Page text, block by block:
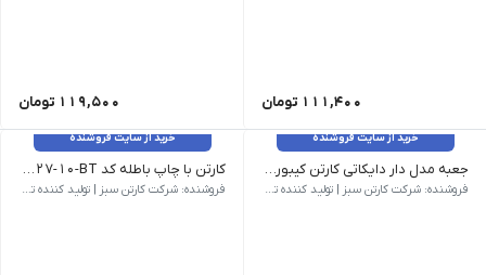
111,400 تومان 119,500 تومان
خرید از سایت فروشنده
جعبه مدل دار دایکاتی کارتن کیبوردی کد CS-D27-35 وزن 264 گرم | ابعاد بیرونی 305 × 256 × 105 میلی‌متر | نام کالا جعبه مدل دار دایکاتی کارتن کیبوردی کد CS-D27-35 | شناسه محصول CS-D27-35 | مدل فنی D27 | روش ساخت دایکاتی | تعداد لایه سه لایه | نوع فلوت E | رنگ رویه قهوه ای | کیفیت درجه یک
فروشنده: شرکت کارتن سبز | تولید کننده تخصصی کارتن و جعبه
خرید از سایت فروشنده
کارتن با چاپ باطله کد CS-D27-10-BT وزن 50 گرم | ابعاد بیرونی 100 × 112 × 77 میلی‌متر | نام کالا کارتن با چاپ باطله کد CS-D27-10-BT | شناسه محصول CS-D27-10-BT | مدل فنی D27 | روش ساخت دایکاتی | تعداد لایه سه لایه | نوع فلوت E | رنگ رویه قهوه ای | کیفیت درجه یک
فروشنده: شرکت کارتن سبز | تولید کننده تخصصی کارتن و جعبه